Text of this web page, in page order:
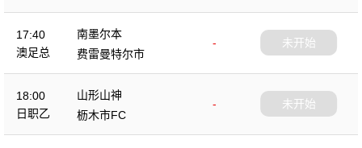
17:40
澳足总
南墨尔本
-
费雷曼特尔市
未开始
18:00
日职乙
山形山神
-
枥木市FC
未开始